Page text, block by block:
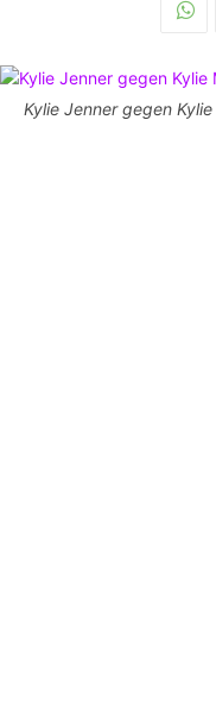
Kylie Jenner gegen